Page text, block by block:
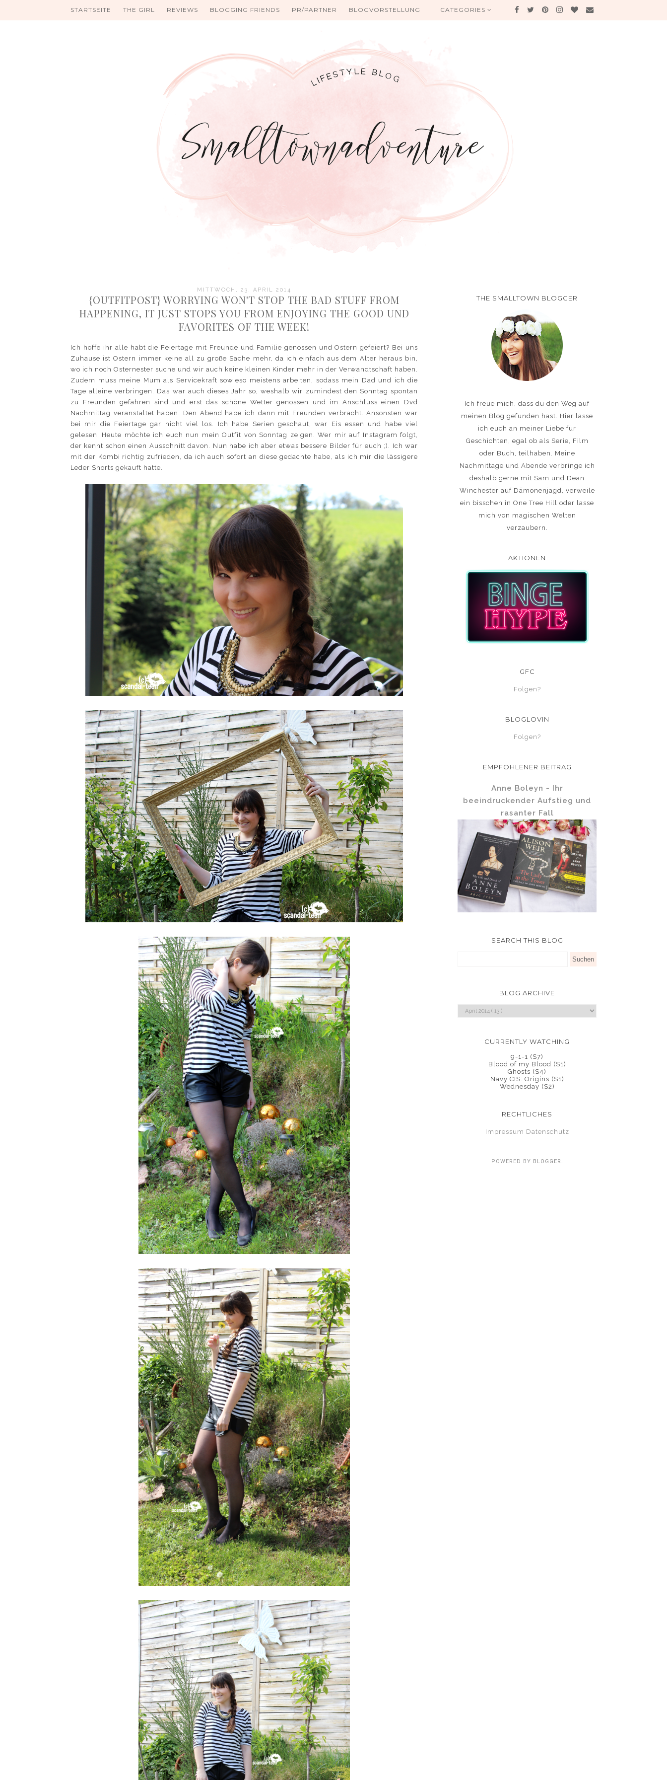
STARTSEITE THE GIRL REVIEWS BLOGGING FRIENDS PR/PARTNER BLOGVORSTELLUNG CATEGORIES
MITTWOCH, 23. APRIL 2014
{OUTFITPOST} WORRYING WON'T STOP THE BAD STUFF FROM
HAPPENING, IT JUST STOPS YOU FROM ENJOYING THE GOOD UND
FAVORITES OF THE WEEK!
Ich hoffe ihr alle habt die Feiertage mit Freunde und Familie genossen und Ostern gefeiert? Bei uns
Zuhause ist Ostern immer keine all zu große Sache mehr, da ich einfach aus dem Alter heraus bin,
wo ich noch Osternester suche und wir auch keine kleinen Kinder mehr in der Verwandtschaft haben.
Zudem muss meine Mum als Servicekraft sowieso meistens arbeiten, sodass mein Dad und ich die
Tage alleine verbringen. Das war auch dieses Jahr so, weshalb wir zumindest den Sonntag spontan
zu Freunden gefahren sind und erst das schöne Wetter genossen und im Anschluss einen Dvd
Nachmittag veranstaltet haben. Den Abend habe ich dann mit Freunden verbracht. Ansonsten war
bei mir die Feiertage gar nicht viel los. Ich habe Serien geschaut, war Eis essen und habe viel
gelesen. Heute möchte ich euch nun mein Outfit von Sonntag zeigen. Wer mir auf Instagram folgt,
der kennt schon einen Ausschnitt davon. Nun habe ich aber etwas bessere Bilder für euch ;). Ich war
mit der Kombi richtig zufrieden, da ich auch sofort an diese gedachte habe, als ich mir die lässigere
Leder Shorts gekauft hatte.
THE SMALLTOWN BLOGGER
Ich freue mich, dass du den Weg auf
meinen Blog gefunden hast. Hier lasse
ich euch an meiner Liebe für
Geschichten, egal ob als Serie, Film
oder Buch, teilhaben. Meine
Nachmittage und Abende verbringe ich
deshalb gerne mit Sam und Dean
Winchester auf Dämonenjagd, verweile
ein bisschen in One Tree Hill oder lasse
mich von magischen Welten
verzaubern.
AKTIONEN
GFC
Folgen?
BLOGLOVIN
Folgen?
EMPFOHLENER BEITRAG
Anne Boleyn - Ihr
beeindruckender Aufstieg und
rasanter Fall
SEARCH THIS BLOG
BLOG ARCHIVE
CURRENTLY WATCHING
9-1-1 (S7)
Blood of my Blood (S1)
Ghosts (S4)
Navy CIS: Origins (S1)
Wednesday (S2)
RECHTLICHES
Impressum Datenschutz
POWERED BY BLOGGER .